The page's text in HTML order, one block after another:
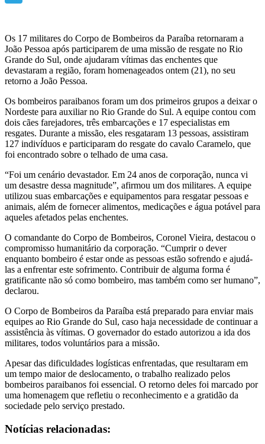
Os 17 militares do Corpo de Bombeiros da Paraíba retornaram a
João Pessoa após participarem de uma missão de resgate no Rio
Grande do Sul, onde ajudaram vítimas das enchentes que
devastaram a região, foram homenageados ontem (21), no seu
retorno a João Pessoa.
Os bombeiros paraibanos foram um dos primeiros grupos a deixar o
Nordeste para auxiliar no Rio Grande do Sul. A equipe contou com
dois cães farejadores, três embarcações e 17 especialistas em
resgates. Durante a missão, eles resgataram 13 pessoas, assistiram
127 indivíduos e participaram do resgate do cavalo Caramelo, que
foi encontrado sobre o telhado de uma casa.
“Foi um cenário devastador. Em 24 anos de corporação, nunca vi
um desastre dessa magnitude”, afirmou um dos militares. A equipe
utilizou suas embarcações e equipamentos para resgatar pessoas e
animais, além de fornecer alimentos, medicações e água potável para
aqueles afetados pelas enchentes.
O comandante do Corpo de Bombeiros, Coronel Vieira, destacou o
compromisso humanitário da corporação. “Cumprir o dever
enquanto bombeiro é estar onde as pessoas estão sofrendo e ajudá-
las a enfrentar este sofrimento. Contribuir de alguma forma é
gratificante não só como bombeiro, mas também como ser humano”,
declarou.
O Corpo de Bombeiros da Paraíba está preparado para enviar mais
equipes ao Rio Grande do Sul, caso haja necessidade de continuar a
assistência às vítimas. O governador do estado autorizou a ida dos
militares, todos voluntários para a missão.
Apesar das dificuldades logísticas enfrentadas, que resultaram em
um tempo maior de deslocamento, o trabalho realizado pelos
bombeiros paraibanos foi essencial. O retorno deles foi marcado por
uma homenagem que refletiu o reconhecimento e a gratidão da
sociedade pelo serviço prestado.
Notícias relacionadas: